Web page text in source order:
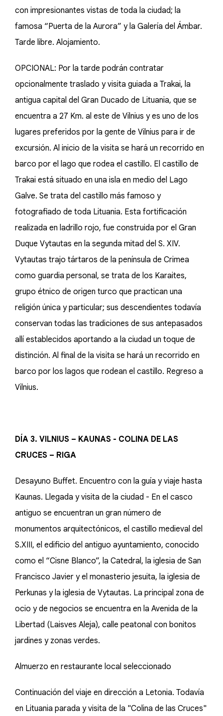
con impresionantes vistas de toda la ciudad; la
famosa “Puerta de la Aurora” y la Galería del Ámbar.
Tarde libre. Alojamiento.
OPCIONAL: Por la tarde podrán contratar
opcionalmente traslado y visita guiada a Trakai, la
antigua capital del Gran Ducado de Lituania, que se
encuentra a 27 Km. al este de Vilnius y es uno de los
lugares preferidos por la gente de Vilnius para ir de
excursión. Al inicio de la visita se hará un recorrido en
barco por el lago que rodea el castillo. El castillo de
Trakai está situado en una isla en medio del Lago
Galve. Se trata del castillo más famoso y
fotografiado de toda Lituania. Esta fortificación
realizada en ladrillo rojo, fue construida por el Gran
Duque Vytautas en la segunda mitad del S. XIV.
Vytautas trajo tártaros de la península de Crimea
como guardia personal, se trata de los Karaites,
grupo étnico de origen turco que practican una
religión única y particular; sus descendientes todavía
conservan todas las tradiciones de sus antepasados
allí establecidos aportando a la ciudad un toque de
distinción. Al final de la visita se hará un recorrido en
barco por los lagos que rodean el castillo. Regreso a
Vilnius.
DÍA 3. VILNIUS – KAUNAS - COLINA DE LAS
CRUCES – RIGA
Desayuno Buffet. Encuentro con la guía y viaje hasta
Kaunas. Llegada y visita de la ciudad - En el casco
antiguo se encuentran un gran número de
monumentos arquitectónicos, el castillo medieval del
S.XIII, el edificio del antiguo ayuntamiento, conocido
como el “Cisne Blanco”, la Catedral, la iglesia de San
Francisco Javier y el monasterio jesuita, la iglesia de
Perkunas y la iglesia de Vytautas. La principal zona de
ocio y de negocios se encuentra en la Avenida de la
Libertad (Laisves Aleja), calle peatonal con bonitos
jardines y zonas verdes.
Almuerzo en restaurante local seleccionado
Continuación del viaje en dirección a Letonia. Todavía
en Lituania parada y visita de la "Colina de las Cruces"